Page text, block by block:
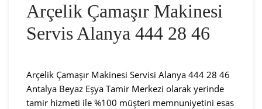
Arçelik Çamaşır Makinesi
Servis Alanya 444 28 46
Arçelik Çamaşır Makinesi Servisi Alanya 444 28 46
Antalya Beyaz Eşya Tamir Merkezi olarak yerinde
tamir hizmeti ile %100 müşteri memnuniyetini esas